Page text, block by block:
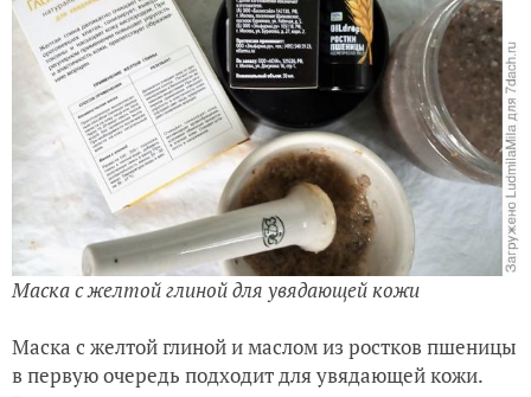
Маска с желтой глиной для увядающей кожи
Маска с желтой глиной и маслом из ростков пшеницы
в первую очередь подходит для увядающей кожи.